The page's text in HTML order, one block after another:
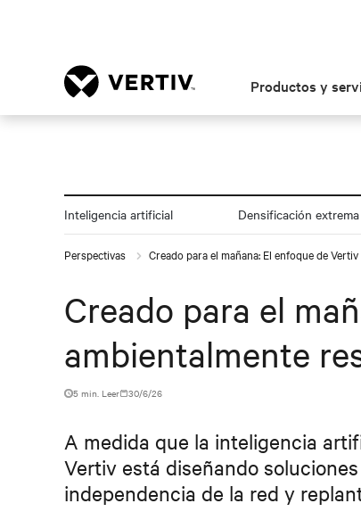
Productos y
Inteligencia artificial Densificación extrema
Perspectivas Creado para el mañana: El enfoque de
Creado para el
ambientalmente
5 min. Leer 30/6/26
A medida que la inteligencia
Vertiv está diseñando
independencia de la red y